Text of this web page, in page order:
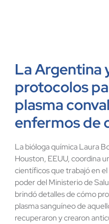
La Argentina
protocolos
plasma
enfermos de
La bióloga química Laura
Houston, EEUU, coordina
científicos que trabajó en
poder del Ministerio de
brindó detalles de cómo
plasma sanguíneo de
recuperaron y crearon